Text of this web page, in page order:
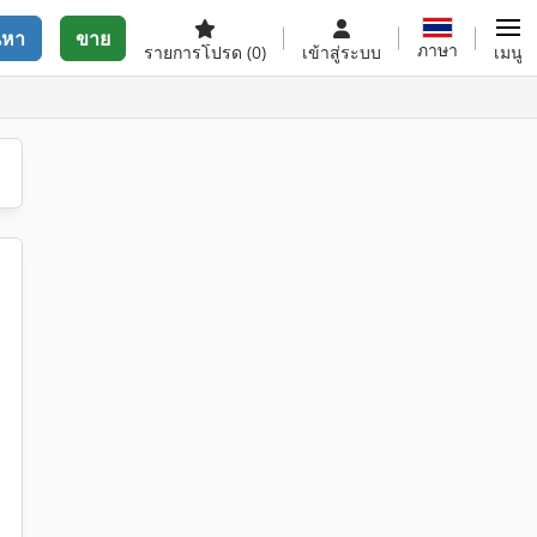
า ขาย
รายการโปรด (0) เข้าสู่ระบบ ภาษา เมนู